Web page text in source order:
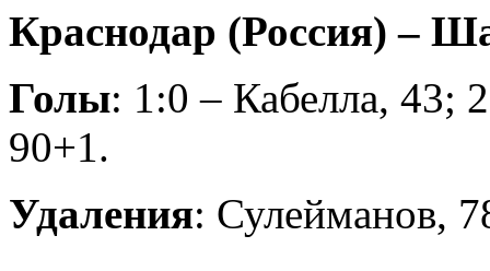
Краснодар (Россия) –
Голы: 1:0 – Кабелла, 43;
90+1.
Удаления: Сулейманов,